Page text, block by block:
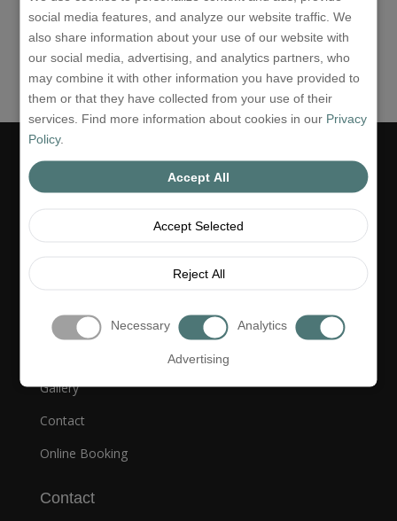
social media features, and analyze our website traffic. We
also share information about your use of our website with
our social media, advertising, and analytics partners, who
may combine it with other information you have provided to
them or that they have collected from your use of their
services. Find more information about cookies in our Privacy
Policy.
Accept All
Accept Selected
Reject All
Necessary Analytics
Advertising
Price calculation & Online
booking
Hotel
Gallery
Contact
Online Booking
Contact